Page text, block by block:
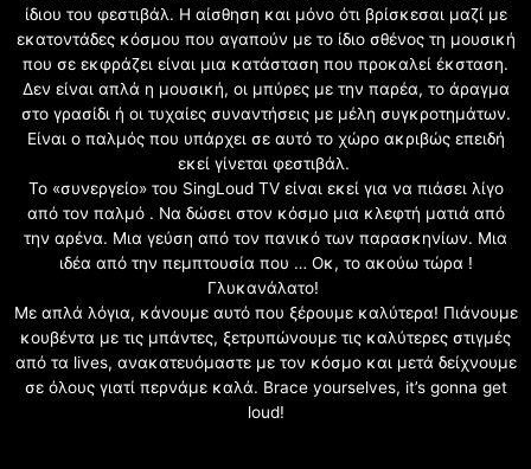
ίδιου του φεστιβάλ. Η αίσθηση και μόνο ότι βρίσκεσαι μαζί με
εκατοντάδες κόσμου που αγαπούν με το ίδιο σθένος τη μουσική
που σε εκφράζει είναι μια κατάσταση που προκαλεί έκσταση.
Δεν είναι απλά η μουσική, οι μπύρες με την παρέα, το άραγμα
στο γρασίδι ή οι τυχαίες συναντήσεις με μέλη συγκροτημάτων.
Είναι ο παλμός που υπάρχει σε αυτό το χώρο ακριβώς επειδή
εκεί γίνεται φεστιβάλ.
Το «συνεργείο» του SingLoud TV είναι εκεί για να πιάσει λίγο
από τον παλμό . Να δώσει στον κόσμο μια κλεφτή ματιά από
την αρένα. Μια γεύση από τον πανικό των παρασκηνίων. Μια
ιδέα από την πεμπτουσία που … Οκ, το ακούω τώρα !
Γλυκανάλατο!
Με απλά λόγια, κάνουμε αυτό που ξέρουμε καλύτερα! Πιάνουμε
κουβέντα με τις μπάντες, ξετρυπώνουμε τις καλύτερες στιγμές
από τα lives, ανακατευόμαστε με τον κόσμο και μετά δείχνουμε
σε όλους γιατί περνάμε καλά. Brace yourselves, it’s gonna get
loud!